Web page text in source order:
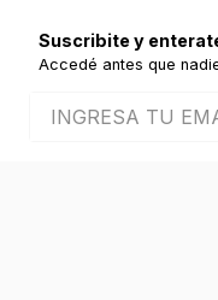
Suscribite y
Accedé antes que